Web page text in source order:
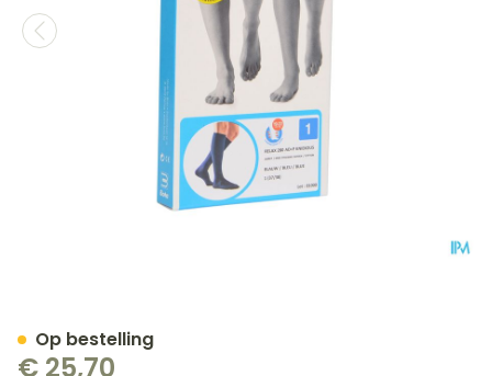
€ 25,70
Op bestelling